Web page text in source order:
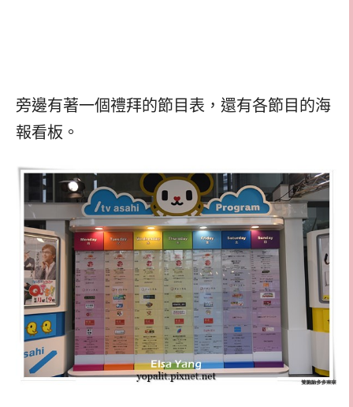
旁邊有著一個禮拜的節目表，還有各節目的海
報看板。